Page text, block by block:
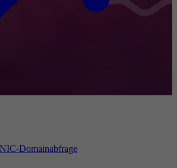
Domainabfrage